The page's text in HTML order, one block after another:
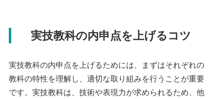
実技教科の内申点を上げるコツ
実技教科の内申点を上げるためには、まずはそれぞれの
教科の特性を理解し、適切な取り組みを行うことが重要
です。実技教科は、技術や表現力が求められるため、他